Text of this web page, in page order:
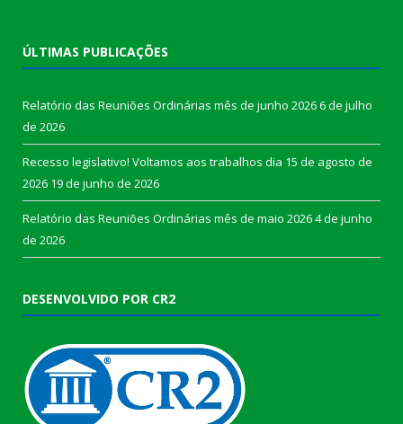
ÚLTIMAS PUBLICAÇÕES
Relatório das Reuniões Ordinárias mês de junho 20266 de julho
de 2026
Recesso legislativo! Voltamos aos trabalhos dia 15 de agosto de
2026 19 de junho de 2026
Relatório das Reuniões Ordinárias mês de maio 20264 de junho
de 2026
DESENVOLVIDO POR CR2